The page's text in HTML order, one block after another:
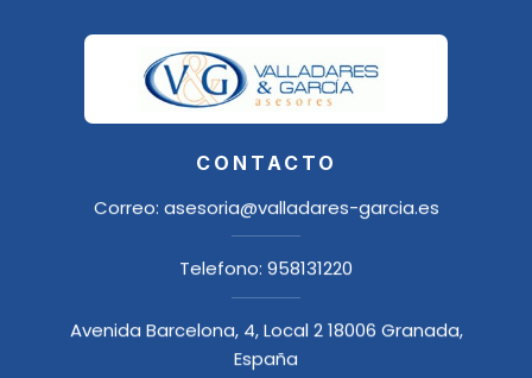
CONTACTO
Correo: asesoria@valladares-garcia.es
Telefono: 958131220
Avenida Barcelona, 4, Local 2 18006 Granada,
España